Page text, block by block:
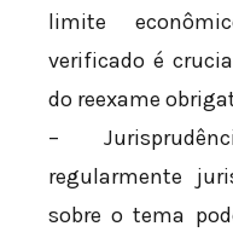
limite
verificado é
do reexame
–
regularmente
sobre o tema